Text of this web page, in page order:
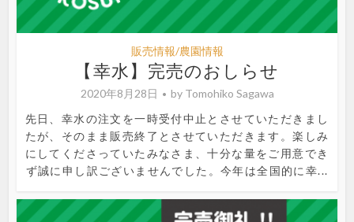
販売情報/農園情報
【幸水】完売のおしらせ
2020年8月28日 by Tomohiko Sagawa
先日、幸水の注文を一時受付中止とさせていただきまし
たが、そのまま販売終了とさせていただきます。楽しみ
にしてくださっていたみなさま、十分な量をご用意でき
ず誠に申し訳ございませんでした。今年は全国的に幸...